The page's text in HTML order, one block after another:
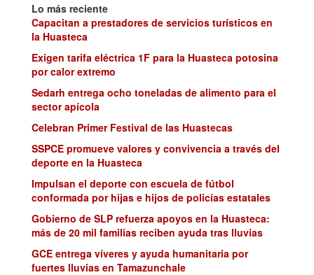
Lo más reciente
Capacitan a prestadores de servicios turísticos en
la Huasteca
Exigen tarifa eléctrica 1F para la Huasteca potosina
por calor extremo
Sedarh entrega ocho toneladas de alimento para el
sector apícola
Celebran Primer Festival de las Huastecas
SSPCE promueve valores y convivencia a través del
deporte en la Huasteca
Impulsan el deporte con escuela de fútbol
conformada por hijas e hijos de policías estatales
Gobierno de SLP refuerza apoyos en la Huasteca:
más de 20 mil familias reciben ayuda tras lluvias
GCE entrega víveres y ayuda humanitaria por
fuertes lluvias en Tamazunchale